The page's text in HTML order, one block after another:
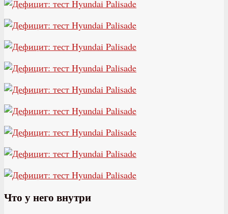
Что у него внутри